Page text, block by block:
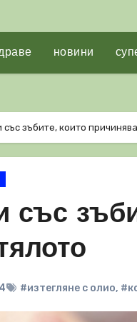
новини
зъбите, които
със
#изтегляне с олио,